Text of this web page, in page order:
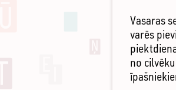
Vasaras
varēs
no